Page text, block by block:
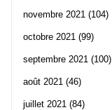
novembre 2021 (104)
octobre 2021 (99)
septembre 2021 (100)
août 2021 (46)
juillet 2021 (84)